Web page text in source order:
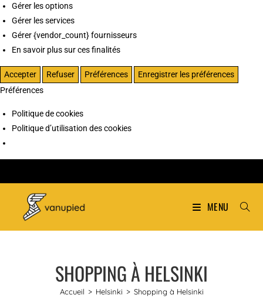
Gérer les options
Gérer les services
Gérer {vendor_count} fournisseurs
En savoir plus sur ces finalités
Accepter Refuser Préférences
Enregistrer les préférences
Préférences
Politique de cookies
Politique d’utilisation des cookies
MENU
SHOPPING À HELSINKI
Accueil > Helsinki > Shopping à Helsinki